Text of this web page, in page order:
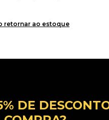
retornar ao estoque
DE